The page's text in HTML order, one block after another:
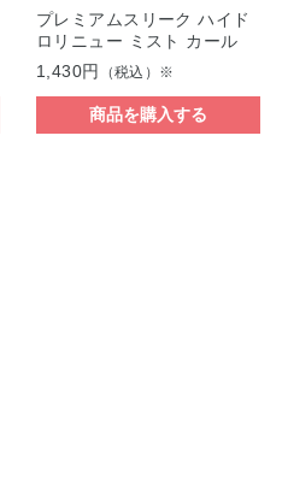
プレミアムスリーク ハイド
ロリニュー ミスト カール
1,430円
（税込）※
商品を購入する